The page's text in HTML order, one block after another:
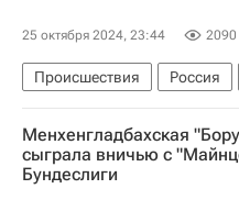
25 октября 2024, 23:44 2090
Происшествия Россия
Менхенгладбахская
сыграла вничью с
Бундеслиги